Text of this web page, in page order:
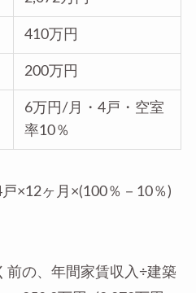
410万円
200万円
6万円/月・4戸・空室
率10％
戸×12ヶ月×(100％－10％)
前の、年間家賃収入÷建築